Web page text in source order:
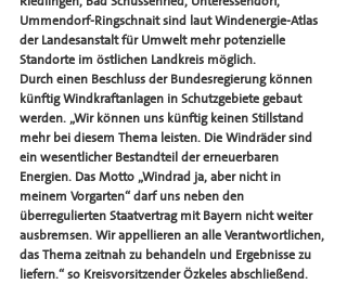
Ummendorf-Ringschnait sind laut Windenergie-Atlas
der Landesanstalt für Umwelt mehr potenzielle
Standorte im östlichen Landkreis möglich.
Durch einen Beschluss der Bundesregierung können
künftig Windkraftanlagen in Schutzgebiete gebaut
werden. „Wir können uns künftig keinen Stillstand
mehr bei diesem Thema leisten. Die Windräder sind
ein wesentlicher Bestandteil der erneuerbaren
Energien. Das Motto „Windrad ja, aber nicht in
meinem Vorgarten“ darf uns neben den
überregulierten Staatvertrag mit Bayern nicht weiter
ausbremsen. Wir appellieren an alle Verantwortlichen,
das Thema zeitnah zu behandeln und Ergebnisse zu
liefern.“ so Kreisvorsitzender Özkeles abschließend.